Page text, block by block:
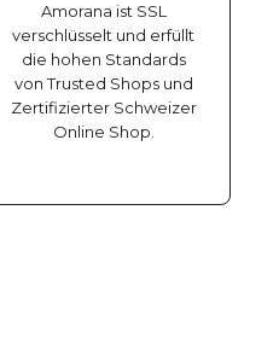
Amorana ist SSL
verschlüsselt und erfüllt
die hohen Standards
von Trusted Shops und
Zertifizierter Schweizer
Online Shop.